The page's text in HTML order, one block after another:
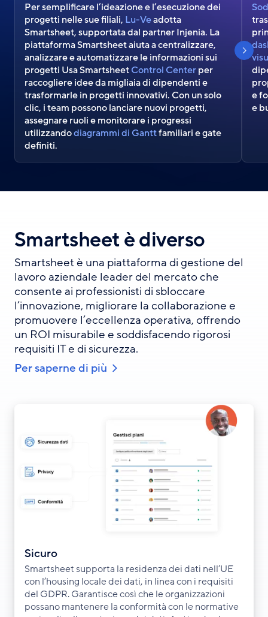
Per semplificare l’ideazione e l’esecuzione dei
progetti nelle sue filiali, Lu-Veadotta
Smartsheet, supportata dal partner Injenia. La
piattaforma Smartsheet aiuta a centralizzare,
analizzare e automatizzare le informazioni sui
progetti Usa SmartsheetControl Centerper
raccogliere idee da migliaia di dipendenti e
trasformarle in progetti innovativi. Con un solo
clic, i team possono lanciare nuovi progetti,
assegnare ruoli e monitorare i progressi
utilizzandodiagrammi di Ganttfamiliari e gate
definiti.
e
e
S
h
o
w
n
e
x
s
l
i
d
Smartsheet è diverso
Smartsheet è una piattaforma di gestione del
lavoro aziendale leader del mercato che
consente ai professionisti di sbloccare
l’innovazione, migliorare la collaborazione e
promuovere l’eccellenza operativa, offrendo
un ROI misurabile e soddisfacendo rigorosi
requisiti IT e di sicurezza.
Per saperne di più
Sicuro
Smartsheet supporta la residenza dei dati nell’UE
con l’housing locale dei dati, in linea con i requisiti
del GDPR. Garantisce così che le organizzazioni
possano mantenere la conformità con le normative